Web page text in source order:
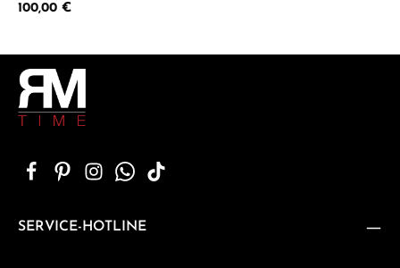
Regulärer Preis:
100,00 €
SERVICE-HOTLINE